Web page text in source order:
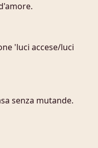
'luci accese/luci
senza mutande.